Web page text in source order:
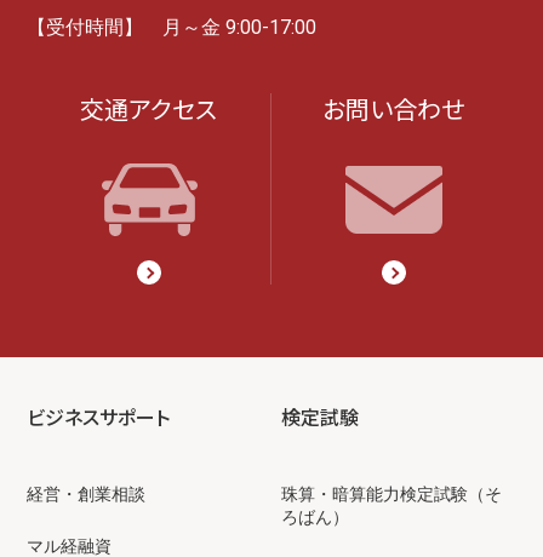
【受付時間】 月～金 9:00-17:00
交通アクセス お問い合わせ
ビジネスサポート
経営・創業相談
マル経融資
検定試験
珠算・暗算能力検定試験（そ
ろばん）